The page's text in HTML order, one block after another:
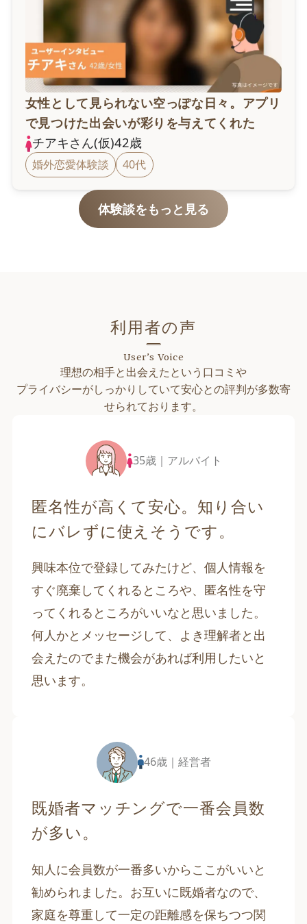
女性として見られない空っぽな日々。アプリ
で見つけた出会いが彩りを与えてくれた
チアキさん(仮)42歳
婚外恋愛体験談 40代
体験談をもっと見る
利用者の声
User’s Voice
理想の相手と出会えたという口コミや
プライバシーがしっかりしていて安心との評判が多数寄
せられております。
35歳｜アルバイト
匿名性が高くて安心。知り合い
にバレずに使えそうです。
興味本位で登録してみたけど、個人情報を
すぐ廃棄してくれるところや、匿名性を守
ってくれるところがいいなと思いました。
何人かとメッセージして、よき理解者と出
会えたのでまた機会があれば利用したいと
思います。
46歳｜経営者
既婚者マッチングで一番会員数
が多い。
知人に会員数が一番多いからここがいいと
勧められました。お互いに既婚者なので、
家庭を尊重して一定の距離感を保ちつつ関